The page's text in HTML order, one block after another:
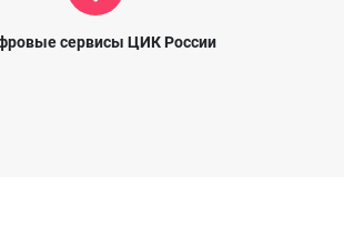
сервисы ЦИК России